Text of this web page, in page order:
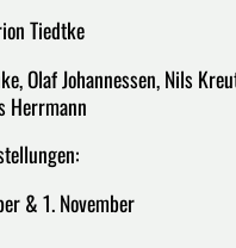
Tiedtke
Olaf Johannessen, Nils
Herrmann
& 1. November